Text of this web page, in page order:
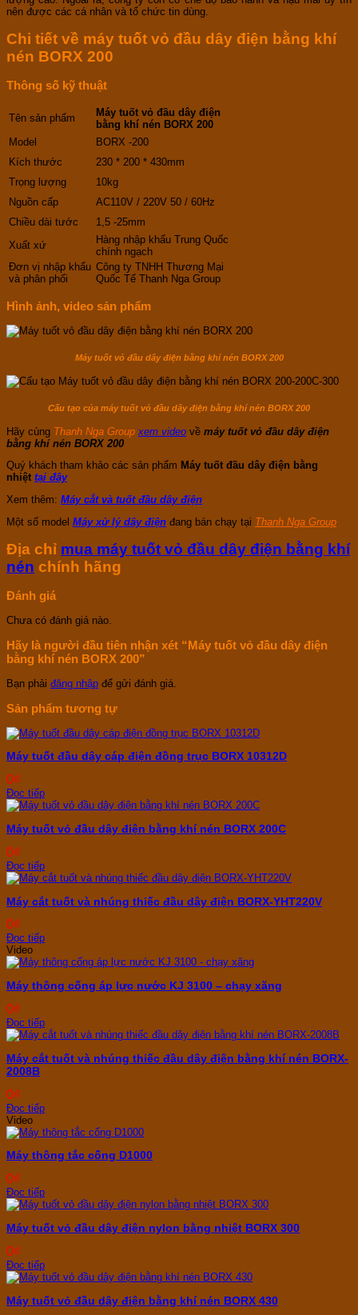
nên được các cá nhân và tổ chức tin dùng.
Chi tiết về máy tuốt vỏ đầu dây điện bằng khí
nén BORX 200
Thông số kỹ thuật
Tên sản phẩm
Máy tuốt vỏ đầu dây điện
bằng khí nén BORX 200
Model
BORX -200
Kích thước
230 * 200 * 430mm
Trọng lượng
10kg
Nguồn cấp
AC110V / 220V 50 / 60Hz
Chiều dài tước
1,5 -25mm
Xuất xứ
Hàng nhập khẩu Trung Quốc
chính ngạch
Đơn vị nhập khẩu
và phân phối
Công ty TNHH Thương Mại
Quốc Tế Thanh Nga Group
Hình ảnh, video sản phẩm
Máy tuốt vỏ đầu dây điện bằng khí nén BORX 200
Cấu tạo của máy tuốt vỏ đầu dây điện bằng khí nén BORX 200
Hãy cùng Thanh Nga Group xem video về máy tuốt vỏ đầu dây điện
bằng khí nén BORX 200
Quý khách tham khảo các sản phẩm Máy tuốt đầu dây điện bằng
nhiệt tại đây
Xem thêm: Máy cắt và tuốt đầu dây điện
Một số model Máy xử lý dây điện đang bán chạy tại Thanh Nga Group
Địa chỉ mua máy tuốt vỏ đầu dây điện bằng khí
nén chính hãng
Đánh giá
Chưa có đánh giá nào.
Hãy là người đầu tiên nhận xét “Máy tuốt vỏ đầu dây điện
bằng khí nén BORX 200”
Bạn phải đăng nhập để gửi đánh giá.
Sản phẩm tương tự
Máy tuốt đầu dây cáp điện đồng trục BORX 10312D
0₫
Đọc tiếp
Máy tuốt vỏ đầu dây điện bằng khí nén BORX 200C
0₫
Đọc tiếp
Máy cắt tuốt và nhúng thiếc đầu dây điện BORX-YHT220V
0₫
Đọc tiếp
Video
Máy thông cống áp lực nước KJ 3100 – chạy xăng
0₫
Đọc tiếp
Máy cắt tuốt và nhúng thiếc đầu dây điện bằng khí nén BORX-
2008B
0₫
Đọc tiếp
Video
Máy thông tắc cống D1000
0₫
Đọc tiếp
Máy tuốt vỏ đầu dây điện nylon bằng nhiệt BORX 300
0₫
Đọc tiếp
Máy tuốt vỏ đầu dây điện bằng khí nén BORX 430